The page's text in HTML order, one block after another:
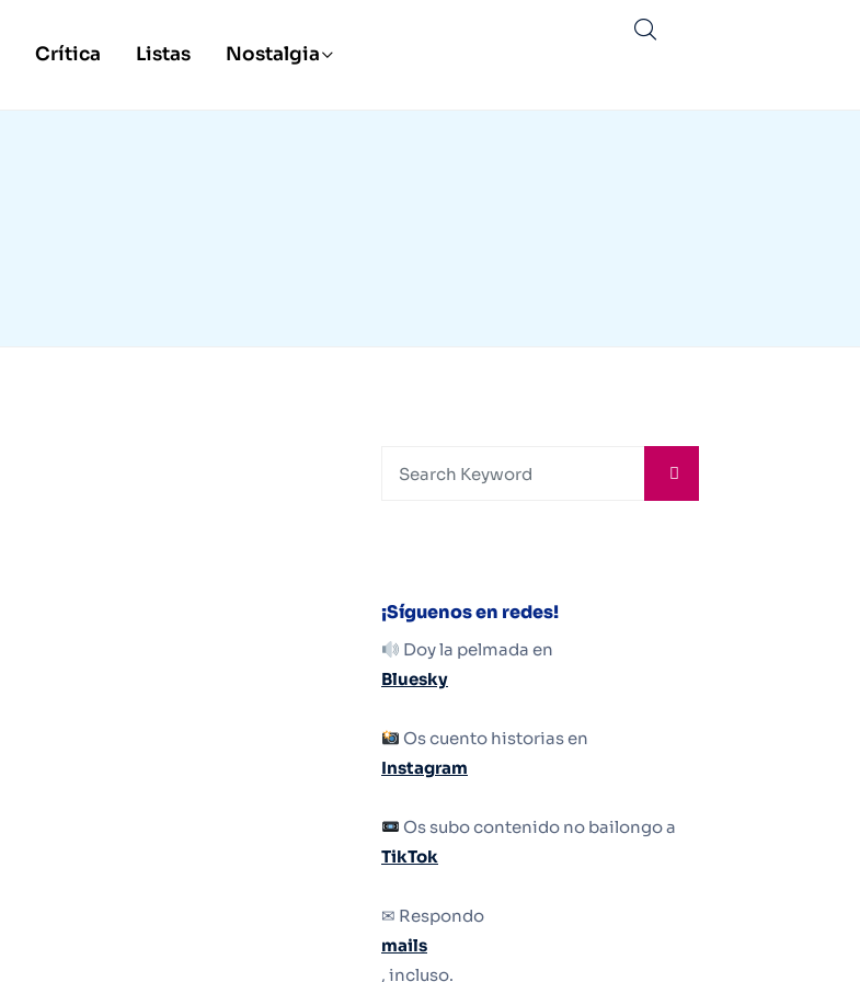
Crítica Listas Nostalgia
¡Síguenos en redes!
Doy la pelmada en
Bluesky
Os cuento historias en
Instagram
Os subo contenido no bailongo a
TikTok
✉ Respondo
mails
, incluso.